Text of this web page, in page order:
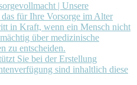
| Unsere
für Ihre Vorsorge im Alter
in Kraft, wenn ein Mensch nicht
über medizinische
zu entscheiden.
Sie bei der Erstellung
sind inhaltlich diese